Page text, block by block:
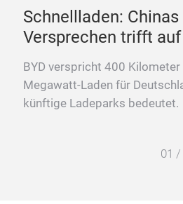
Schnellladen:
Versprechen trifft
BYD verspricht 400
Megawatt-Laden für
künftige Ladeparks bedeutet.
01 /